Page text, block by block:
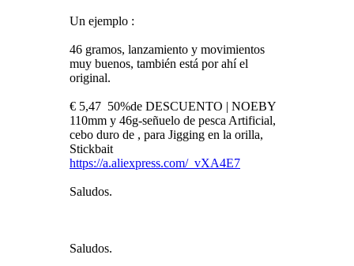
Un ejemplo :
46 gramos, lanzamiento y movimientos
muy buenos, también está por ahí el
original.
€ 5,47 50%de DESCUENTO | NOEBY
110mm y 46g-señuelo de pesca Artificial,
cebo duro de , para Jigging en la orilla,
Stickbait
https://a.aliexpress.com/_vXA4E7
Saludos.
Saludos.